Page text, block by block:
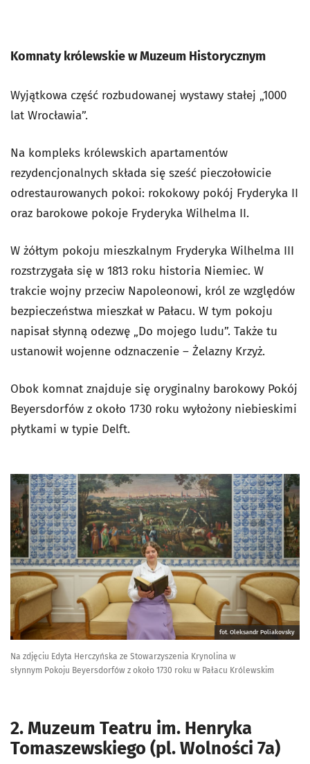
Komnaty królewskie w Muzeum Historycznym
Wyjątkowa część rozbudowanej wystawy stałej „1000
lat Wrocławia”.
Na kompleks królewskich apartamentów
rezydencjonalnych składa się sześć pieczołowicie
odrestaurowanych pokoi: rokokowy pokój Fryderyka II
oraz barokowe pokoje Fryderyka Wilhelma II.
W żółtym pokoju mieszkalnym Fryderyka Wilhelma III
rozstrzygała się w 1813 roku historia Niemiec. W
trakcie wojny przeciw Napoleonowi, król ze względów
bezpieczeństwa mieszkał w Pałacu. W tym pokoju
napisał słynną odezwę „Do mojego ludu”. Także tu
ustanowił wojenne odznaczenie – Żelazny Krzyż.
Obok komnat znajduje się oryginalny barokowy Pokój
Beyersdorfów z około 1730 roku wyłożony niebieskimi
płytkami w typie Delft.
fot. Oleksandr Poliakovsky
Na zdjęciu Edyta Herczyńska ze Stowarzyszenia Krynolina w
słynnym Pokoju Beyersdorfów z około 1730 roku w Pałacu Królewskim
2. Muzeum Teatru im. Henryka
Tomaszewskiego (pl. Wolności 7a)